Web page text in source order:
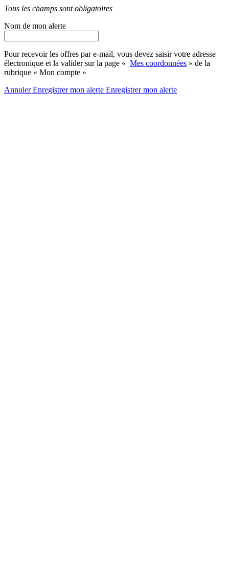
Tous les champs sont obligatoires
Nom de mon alerte
Pour recevoir les offres par e-mail, vous devez saisir votre adresse
électronique et la valider sur la page « Mes coordonnées » de la
rubrique « Mon compte »
AnnulerEnregistrer mon alerte Enregistrermon alerte